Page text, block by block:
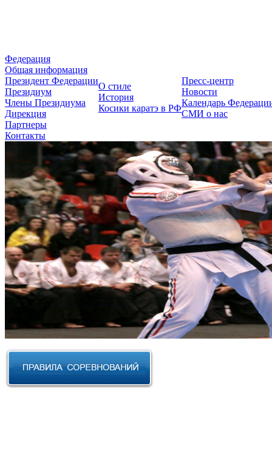
Федерация
Общая информация
Президент Федерации
Президиум
Члены Президиума
Дирекция
Партнеры
Контакты
О стиле
История
Косики каратэ в РФ
Пресс-центр
Новости
Календарь
СМИ о нас